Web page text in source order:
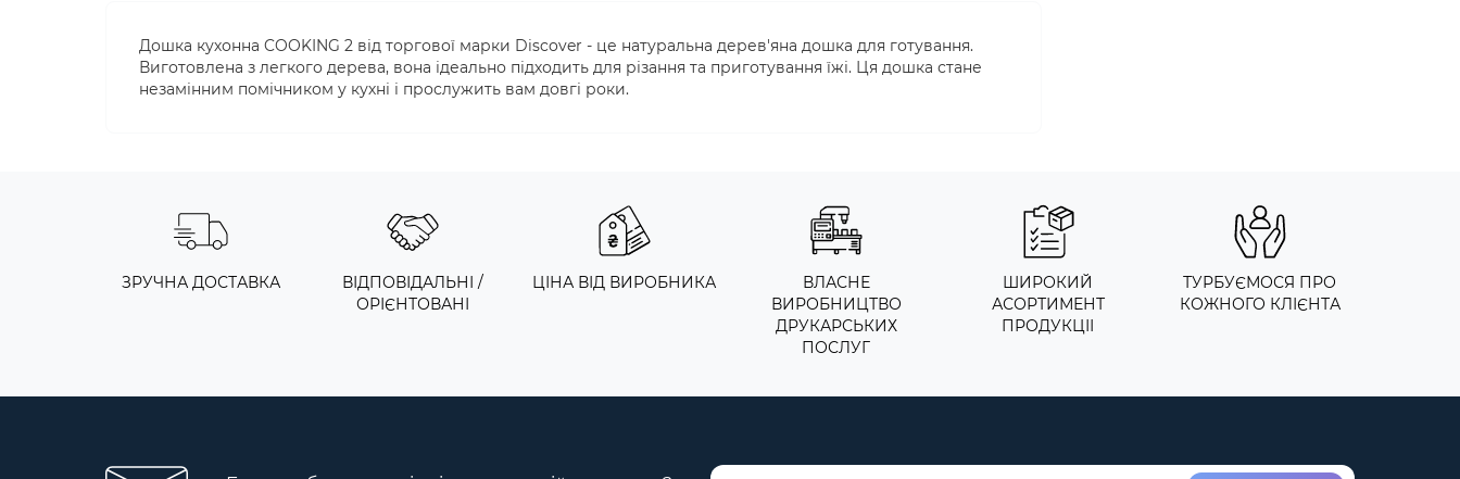
Дошка кухонна COOKING 2 від торгової марки Discover - це натуральна дерев'яна дошка для готування.
Виготовлена з легкого дерева, вона ідеально підходить для різання та приготування їжі. Ця дошка стане
незамінним помічником у кухні і прослужить вам довгі роки.
ЗРУЧНА ДОСТАВКА
ВІДПОВІДАЛЬНІ /
ОРІЄНТОВАНІ
ЦІНА ВІД ВИРОБНИКА
ВЛАСНЕ
ВИРОБНИЦТВО
ДРУКАРСЬКИХ
ПОСЛУГ
ШИРОКИЙ
АСОРТИМЕНТ
ПРОДУКЦІІ
ТУРБУЄМОСЯ ПРО
КОЖНОГО КЛІЄНТА